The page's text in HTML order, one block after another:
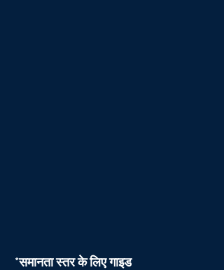
*समानता स्तर के लिए गाइड